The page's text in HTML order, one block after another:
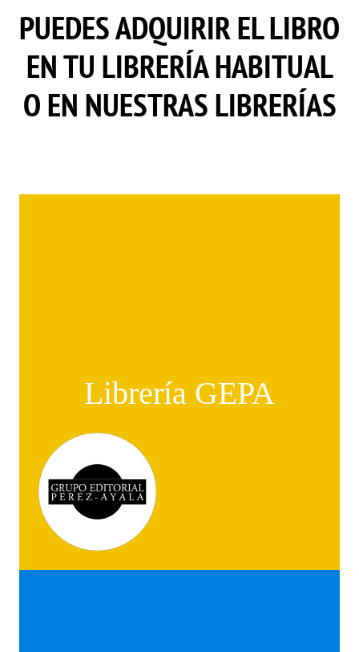
PUEDES ADQUIRIR EL LIBRO
EN TU LIBRERÍA HABITUAL
O EN NUESTRAS LIBRERÍAS
Librería GEPA